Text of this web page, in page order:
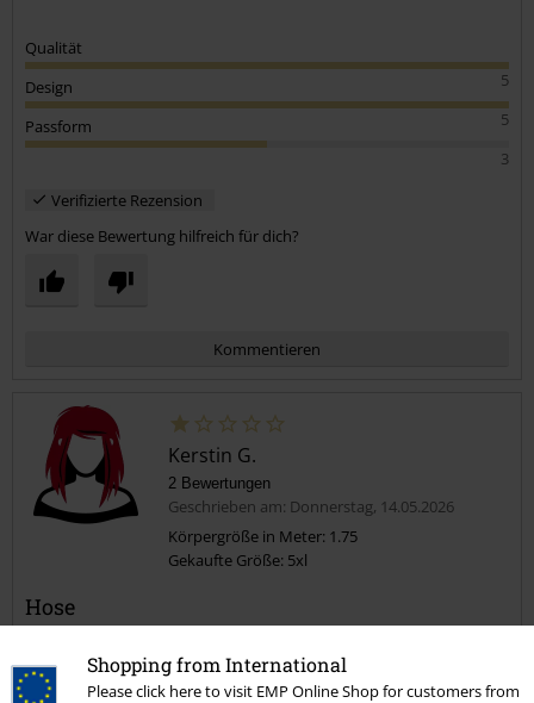
Shopping from International
Please click here to visit EMP Online Shop for customers from
Qualität
5
Design
5
Passform
3
Verifizierte Rezension
War diese Bewertung hilfreich für dich?
Kommentieren
Kerstin G.
2 Bewertungen
Geschrieben am: Donnerstag, 14.05.2026
Körpergröße in Meter: 1.75
Gekaufte Größe: 5xl
Hose